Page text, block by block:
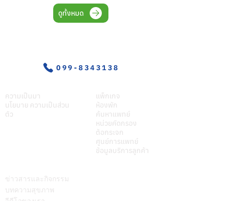
ดูทั้งหมด
099-8343138
ความเป็นมา
นโยบาย ความเป็นส่วน
ตัว
แพ็กเกจ
ห้องพัก
ค้นหาแพทย์
หน่วยคัดกรอง
ต้อกระจก
ศูนย์การแพทย์
ข้อมูลบริการลูกค้า
ข่าวสารและกิจกรรม
บทความสุขภาพ